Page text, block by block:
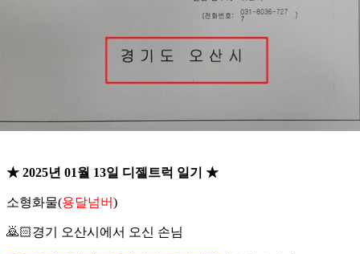
★ 2025년 01월 13일 디젤트럭 일기 ★
소형화물(용달넘버)
🙇🏻경기 오산시에서 오신 손님